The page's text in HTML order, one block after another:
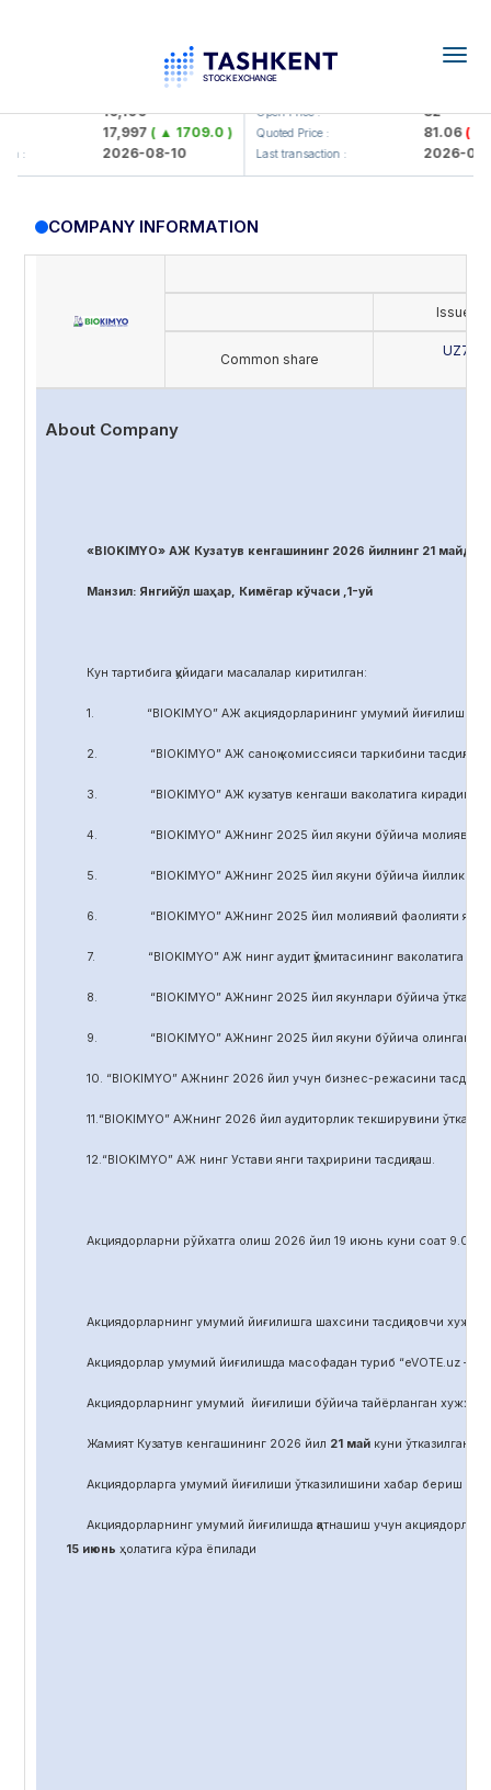
16,100
17,997( ▲ 1709.0 )
2026-08-10
KFSK (<Kafolat sug'urta
Open Price : 82
Quoted Price : 81.06( ▼
Last transaction : 2026-08-10
COMPANY INFORMATION
Issue's
Common share
About Company
«BIOKIMYO» АЖ Кузатув кенгашининг 2026 йилнинг 21
Манзил: Янгийўл шаҳар, Кимёгар кўчаси ,1-уй
Кун тартибига қуйидаги масалалар киритилган:
1. “BIOKIMYO” АЖ акциядорларининг умумий йиғилиши
2. “BIOKIMYO” АЖ саноқ комиссияси таркибини тасдиқлаш.
3. “BIOKIMYO” АЖ кузатув кенгаши ваколатига кирадиган
4. “BIOKIMYO” АЖнинг 2025 йил якуни бўйича молиявий-
5. “BIOKIMYO” АЖнинг 2025 йил якуни бўйича йиллик
6. “BIOKIMYO” АЖнинг 2025 йил молиявий фаолияти якуни
7. “BIOKIMYO” АЖ нинг аудит қўмитасининг ваколатига
8. “BIOKIMYO” АЖнинг 2025 йил якунлари бўйича
9. “BIOKIMYO” АЖнинг 2025 йил якуни бўйича олинган соф
10. “BIOKIMYO” АЖнинг 2026 йил учун бизнес-режасини
11.“BIOKIMYO” АЖнинг 2026 йил аудиторлик текширувини
12.“BIOKIMYO” АЖ нинг Устави янги таҳририни тасдиқлаш.
Акциядорларни рўйхатга олиш 2026 йил 19 июнь куни соат 9.00
Акциядорларнинг умумий йиғилишга шахсини тасдиқловчи
Акциядорлар умумий йиғилишда масофадан туриб “eVOTE.uz –
Акциядорларнинг умумий йиғилиши бўйича тайёрланган
Жамият Кузатув кенгашининг 2026 йил 21 майкуни ўтказилган
Акциядорларга умумий йиғилиши ўтказилишини хабар бериш
Акциядорларнинг умумий йиғилишда қатнашиш учун акциядорлар
15 июнь ҳолатига кўра ёпилади